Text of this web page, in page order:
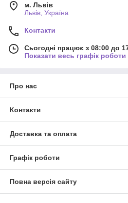
м. Львів
Львів, Україна
Контакти
Сьогодні працює з 08:00 до
Показати весь графік роботи
Про нас
Контакти
Доставка та оплата
Графік роботи
Повна версія сайту